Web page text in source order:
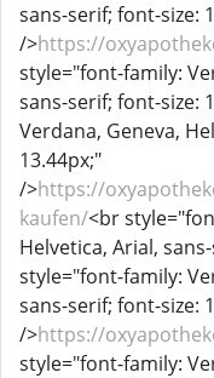
sans-serif; font-size:
/>https://
style="font-family:
sans-serif; font-size:
Verdana, Geneva,
13.44px;"
/>https://
kaufen/<br
Helvetica, Arial,
style="font-family:
sans-serif; font-size:
/>https://
style="font-family: